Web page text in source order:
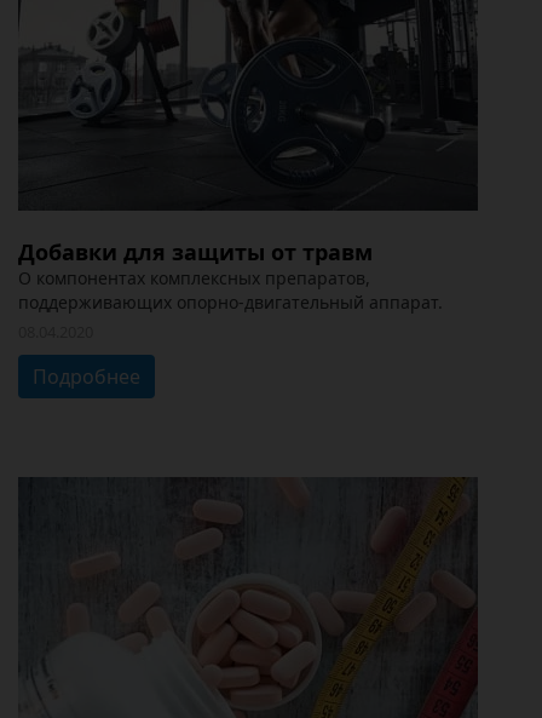
Добавки для защиты от травм
О компонентах комплексных препаратов,
поддерживающих опорно-двигательный аппарат.
Подробнее